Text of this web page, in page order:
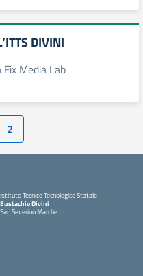
DIVINI
Media Lab
2
Istituto Tecnico Tecnologico Statale
Eustachio Divini
San Severino Marche